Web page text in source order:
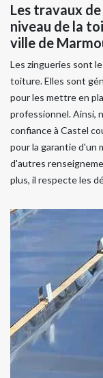
Les travaux
niveau de la
ville de
Les zingueries sont
toiture. Elles sont
pour les mettre en
professionnel. Ainsi,
confiance à Castel
pour la garantie d'un
d'autres
plus, il respecte les